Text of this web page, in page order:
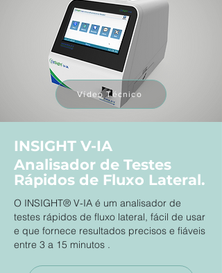
Vídeo Técnico
INSIGHT V-IA
Analisador de Testes
Rápidos de Fluxo Lateral.
O INSIGHT® V-IA é um analisador de
testes rápidos de fluxo lateral, fácil de usar
e que fornece resultados precisos e fiáveis
entre 3 a 15 minutos .